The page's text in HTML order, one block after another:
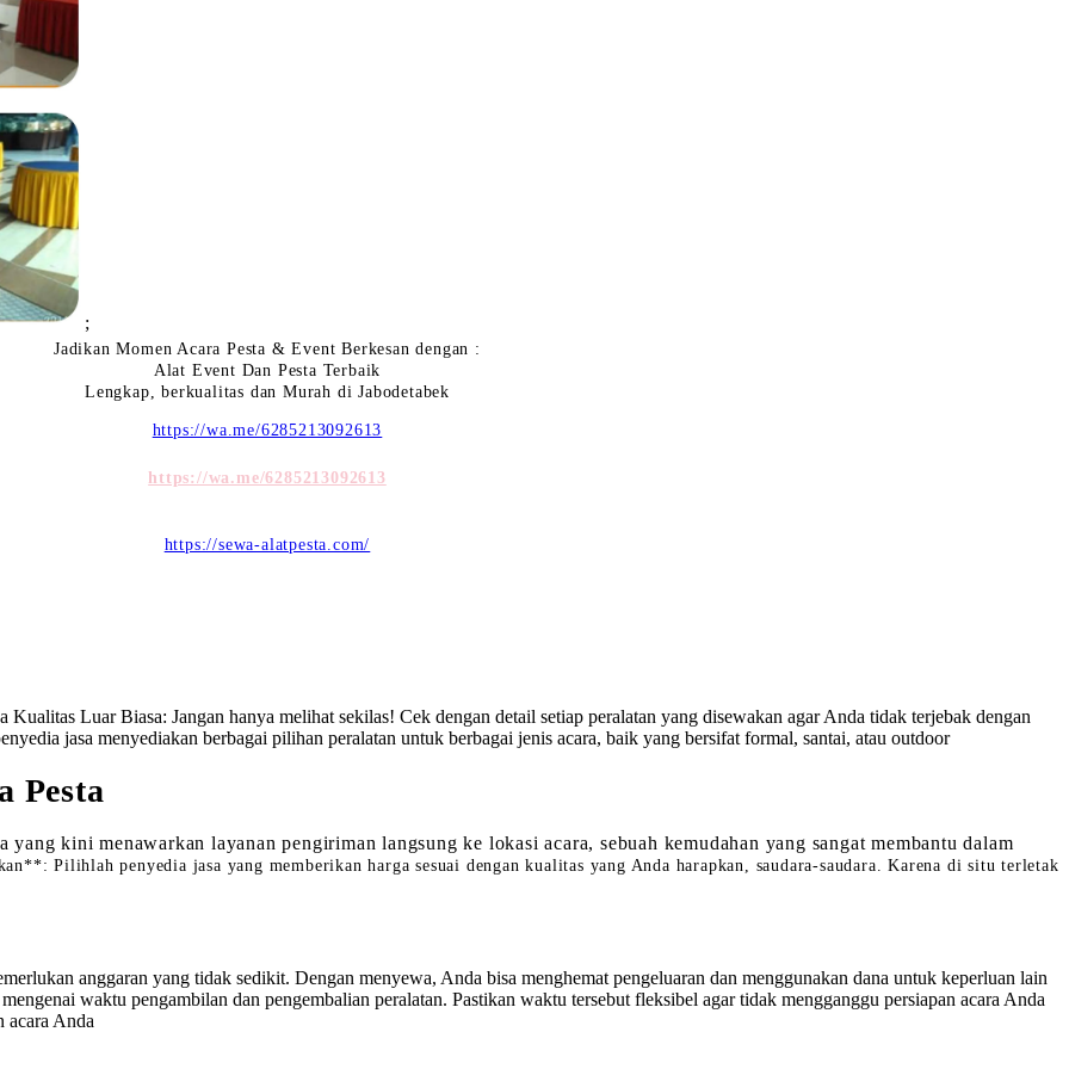
;
Jadikan Momen Acara Pesta & Event Berkesan dengan :
Alat Event Dan Pesta Terbaik
Lengkap, berkualitas dan Murah di Jabodetabek
https://wa.me/6285213092613
https://wa.me/6285213092613
https://sewa-alatpesta.com/
Kualitas Luar Biasa: Jangan hanya melihat sekilas! Cek dengan detail setiap peralatan yang disewakan agar Anda tidak terjebak dengan
jasa menyediakan berbagai pilihan peralatan untuk berbagai jenis acara, baik yang bersifat formal, santai, atau outdoor
Pesta
kini menawarkan layanan pengiriman langsung ke lokasi acara, sebuah kemudahan yang sangat membantu dalam
Pilihlah penyedia jasa yang memberikan harga sesuai dengan kualitas yang Anda harapkan, saudara-saudara. Karena di situ terletak
anggaran yang tidak sedikit. Dengan menyewa, Anda bisa menghemat pengeluaran dan menggunakan dana untuk keperluan lain
waktu pengambilan dan pengembalian peralatan. Pastikan waktu tersebut fleksibel agar tidak mengganggu persiapan acara Anda
acara Anda